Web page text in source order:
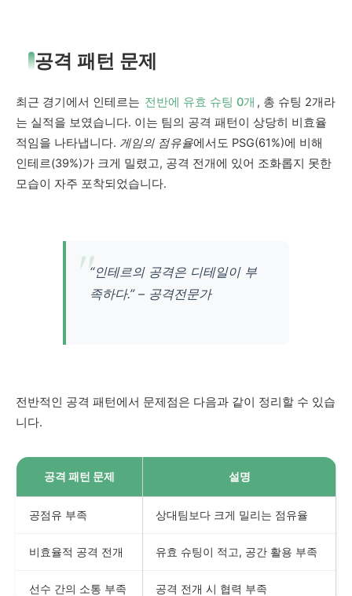
공격 패턴 문제
최근 경기에서 인테르는 전반에 유효 슈팅 0개 , 총 슈팅 2개라
는 실적을 보였습니다. 이는 팀의 공격 패턴이 상당히 비효율
적임을 나타냅니다. 게임의 점유율에서도 PSG(61%)에 비해
인테르(39%)가 크게 밀렸고, 공격 전개에 있어 조화롭지 못한
모습이 자주 포착되었습니다.
“인테르의 공격은 디테일이 부
족하다.” – 공격전문가
전반적인 공격 패턴에서 문제점은 다음과 같이 정리할 수 있습
니다.
공격 패턴 문제 설명
공점유 부족 상대팀보다 크게 밀리는 점유율
비효율적 공격 전개 유효 슈팅이 적고, 공간 활용 부족
선수 간의 소통 부족 공격 전개 시 협력 부족